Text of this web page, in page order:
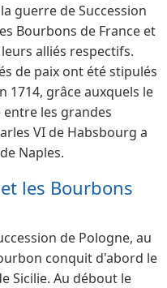
guerre de Succession
Bourbons de France et
alliés respectifs.
de paix ont été stipulés
1714, grâce auxquels le
les grandes
VI de Habsbourg a
Naples.
les Bourbons
de Pologne, au
conquit d'abord le
Sicilie. Au débout le